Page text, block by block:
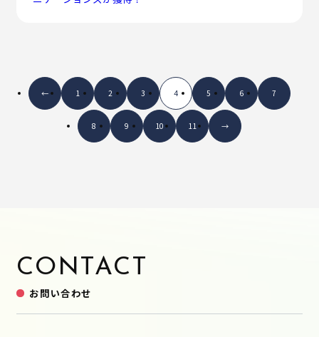
← 1 2 3 4 5 6 7
8 9 10 11 →
CONTACT
お問い合わせ